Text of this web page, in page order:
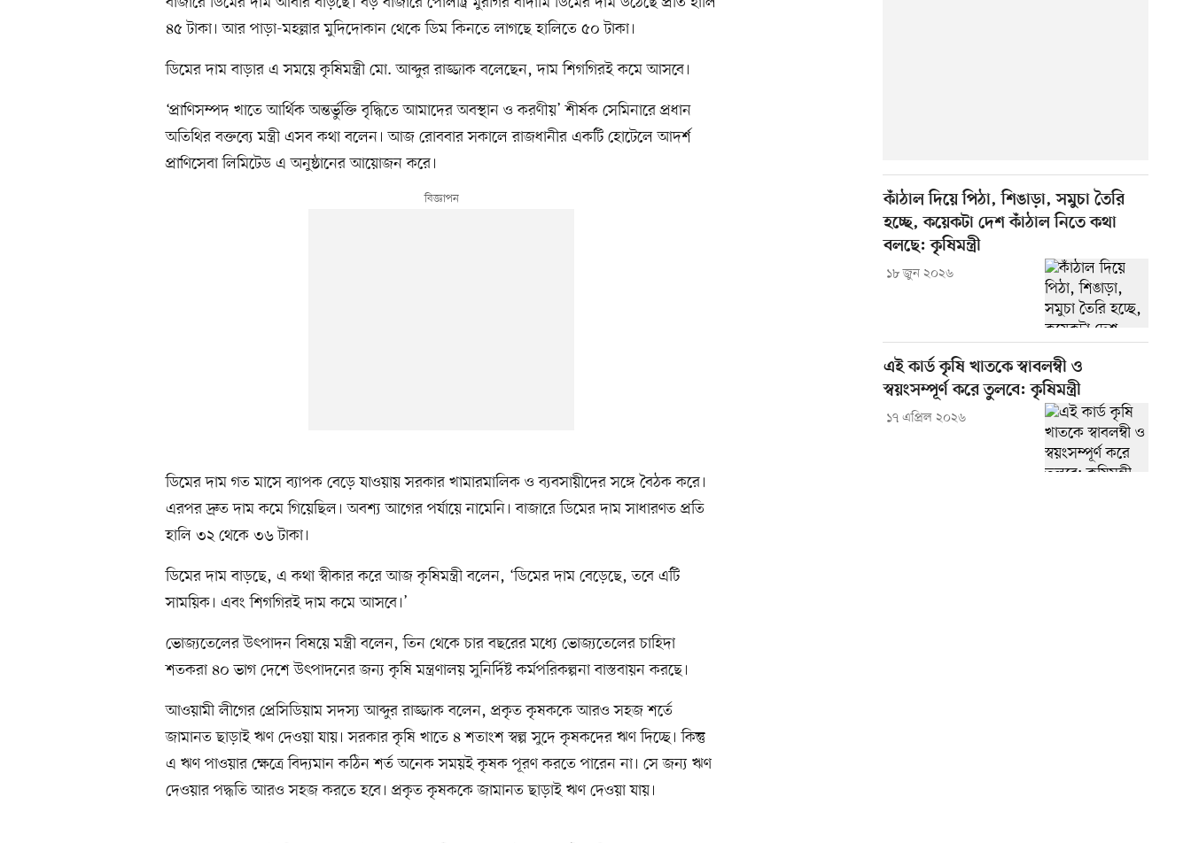
৪৫ টাকা। আর পাড়া-মহল্লার মুদিদোকান থেকে ডিম কিনতে লাগছে হালিতে ৫০ টাকা।
ডিমের দাম বাড়ার এ সময়ে কৃষিমন্ত্রী মো. আব্দুর রাজ্জাক বলেছেন, দাম শিগগিরই কমে আসবে।
‘প্রাণিসম্পদ খাতে আর্থিক অন্তর্ভুক্তি বৃদ্ধিতে আমাদের অবস্থান ও করণীয়’ শীর্ষক সেমিনারে প্রধান
অতিথির বক্তব্যে মন্ত্রী এসব কথা বলেন। আজ রোববার সকালে রাজধানীর একটি হোটেলে আদর্শ
প্রাণিসেবা লিমিটেড এ অনুষ্ঠানের আয়োজন করে।
ডিমের দাম গত মাসে ব্যাপক বেড়ে যাওয়ায় সরকার খামারমালিক ও ব্যবসায়ীদের সঙ্গে বৈঠক করে।
এরপর দ্রুত দাম কমে গিয়েছিল। অবশ্য আগের পর্যায়ে নামেনি। বাজারে ডিমের দাম সাধারণত প্রতি
হালি ৩২ থেকে ৩৬ টাকা।
ডিমের দাম বাড়ছে, এ কথা স্বীকার করে আজ কৃষিমন্ত্রী বলেন, ‘ডিমের দাম বেড়েছে, তবে এটি
সাময়িক। এবং শিগগিরই দাম কমে আসবে।’
ভোজ্যতেলের উৎপাদন বিষয়ে মন্ত্রী বলেন, তিন থেকে চার বছরের মধ্যে ভোজ্যতেলের চাহিদা
শতকরা ৪০ ভাগ দেশে উৎপাদনের জন্য কৃষি মন্ত্রণালয় সুনির্দিষ্ট কর্মপরিকল্পনা বাস্তবায়ন করছে।
আওয়ামী লীগের প্রেসিডিয়াম সদস্য আব্দুর রাজ্জাক বলেন, প্রকৃত কৃষককে আরও সহজ শর্তে
জামানত ছাড়াই ঋণ দেওয়া যায়। সরকার কৃষি খাতে ৪ শতাংশ স্বল্প সুদে কৃষকদের ঋণ দিচ্ছে। কিন্তু
এ ঋণ পাওয়ার ক্ষেত্রে বিদ্যমান কঠিন শর্ত অনেক সময়ই কৃষক পূরণ করতে পারেন না। সে জন্য ঋণ
দেওয়ার পদ্ধতি আরও সহজ করতে হবে। প্রকৃত কৃষককে জামানত ছাড়াই ঋণ দেওয়া যায়।
কাঁঠাল দিয়ে পিঠা, শিঙাড়া, সমুচা তৈরি
হচ্ছে, কয়েকটা দেশ কাঁঠাল নিতে কথা
বলছে: কৃষিমন্ত্রী
১৮ জুন ২০২৬
এই কার্ড কৃষি খাতকে স্বাবলম্বী ও
স্বয়ংসম্পূর্ণ করে তুলবে: কৃষিমন্ত্রী
১৭ এপ্রিল ২০২৬